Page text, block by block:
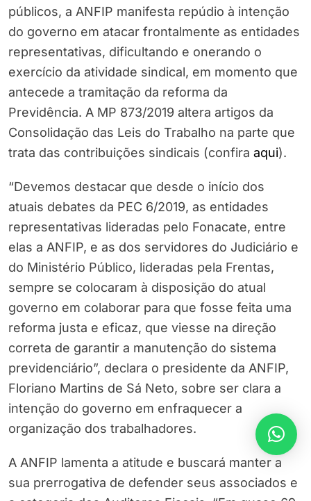
públicos, a ANFIP manifesta repúdio à intenção
do governo em atacar frontalmente as entidades
representativas, dificultando e onerando o
exercício da atividade sindical, em momento que
antecede a tramitação da reforma da
Previdência. A MP 873/2019 altera artigos da
Consolidação das Leis do Trabalho na parte que
trata das contribuições sindicais (confira aqui).
“Devemos destacar que desde o início dos
atuais debates da PEC 6/2019, as entidades
representativas lideradas pelo Fonacate, entre
elas a ANFIP, e as dos servidores do Judiciário e
do Ministério Público, lideradas pela Frentas,
sempre se colocaram à disposição do atual
governo em colaborar para que fosse feita uma
reforma justa e eficaz, que viesse na direção
correta de garantir a manutenção do sistema
previdenciário”, declara o presidente da ANFIP,
Floriano Martins de Sá Neto, sobre ser clara a
intenção do governo em enfraquecer a
organização dos trabalhadores.
A ANFIP lamenta a atitude e buscará manter a
sua prerrogativa de defender seus associados e